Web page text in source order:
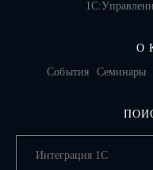
О
События
Семинары